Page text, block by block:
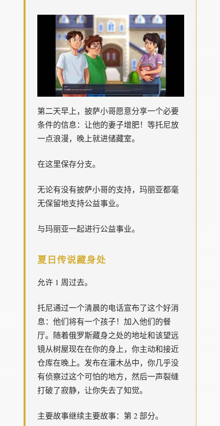
第二天早上，披萨小哥愿意分享一个必要
条件的信息：让他的妻子增肥！等托尼放
一点浪漫，晚上就进储藏室。
在这里保存分支。
无论有没有披萨小哥的支持，玛丽亚都毫
无保留地支持公益事业。
与玛丽亚一起进行公益事业。
夏日传说藏身处
允许 1 周过去。
托尼通过一个清晨的电话宣布了这个好消
息：他们将有一个孩子！加入他们的餐
厅。随着俄罗斯藏身之处的地址和该望远
镜从树屋现在在你的身上，你主动和接近
仓库在晚上。发布在灌木丛中，你几乎没
有侦察过这个可怕的地方，然后一声裂缝
打破了寂静，让你失去了知觉。
主要故事继续主要故事：第 2 部分。